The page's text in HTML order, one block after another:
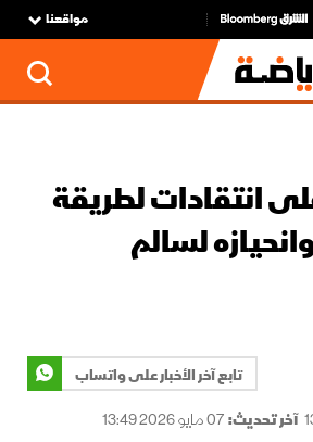
مواقعنا
انتقادات لطريقة
لسالم
تابع آخر الأخبار على واتساب
آخر تحديث:07 مايو 2026 13:49